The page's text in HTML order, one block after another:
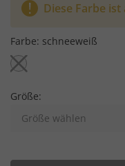
Diese Farbe
Farbe: schneeweiß
Größe:
Größe wählen